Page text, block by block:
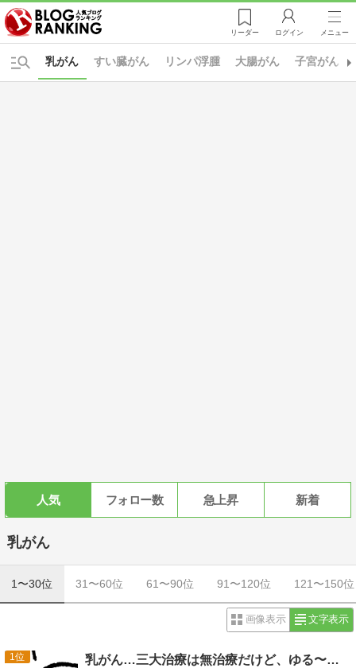
リーダー ログイン メニュー
すい臓がん リンパ浮腫
乳がん 大腸がん 子宮がん
人気 フォロー数 急上昇 新着
乳がん
1〜30位 31〜60位 61〜90位 91〜120位 121〜150位
画像表示 文字表示
1 乳がん…三大治療は無治療だけど、ゆる〜り元気に暮らしています